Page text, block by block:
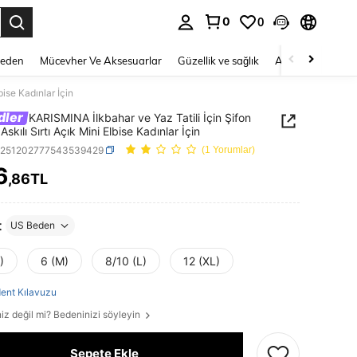
0 0
Mücevher Ve Aksesuarlar Güzellik ve sağlık Ayakkabı
Kadınlar İçin
KARISMINA İlkbahar ve Yaz Tatili İçin Şifon
Askılı Sırtı Açık Mini Elbise Kadınlar İçin
(1 Yorumlar)
AND AVAILABILITY
,86TL
US Beden
6 (M) 8/10 (L) 12 (XL)
Kılavuzu
değil mi? Bedeninizi söyleyin
Sepete Ekle